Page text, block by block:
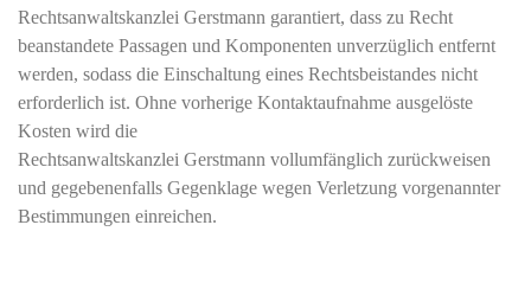
Rechtsanwaltskanzlei Gerstmann garantiert, dass zu Recht
beanstandete Passagen und Komponenten unverzüglich entfernt
werden, sodass die Einschaltung eines Rechtsbeistandes nicht
erforderlich ist. Ohne vorherige Kontaktaufnahme ausgelöste
Kosten wird die
Rechtsanwaltskanzlei Gerstmann vollumfänglich zurückweisen
und gegebenenfalls Gegenklage wegen Verletzung vorgenannter
Bestimmungen einreichen.